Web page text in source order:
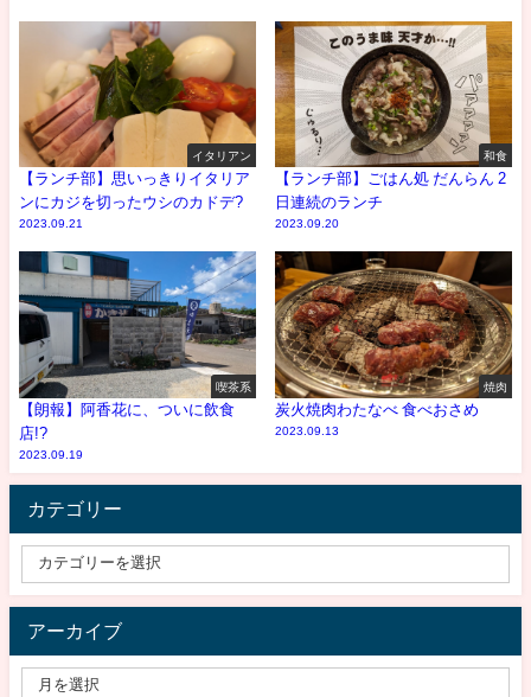
イタリアン
【ランチ部】思いっきりイタリア
ンにカジを切ったウシのカドデ?
2023.09.21
和食
【ランチ部】ごはん処 だんらん 2
日連続のランチ
2023.09.20
喫茶系
【朗報】阿香花に、ついに飲食
店!?
2023.09.19
焼肉
炭火焼肉わたなべ 食べおさめ
2023.09.13
カテゴリー
アーカイブ